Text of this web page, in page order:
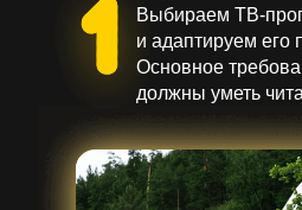
Выбираем ТВ-
и адаптируем его
Основное
должны уметь